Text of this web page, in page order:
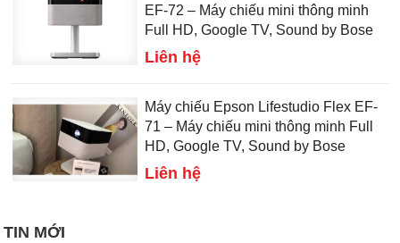
EF-72 – Máy chiếu mini thông minh
Full HD, Google TV, Sound by Bose
Liên hệ
Máy chiếu Epson Lifestudio Flex EF-
71 – Máy chiếu mini thông minh Full
HD, Google TV, Sound by Bose
Liên hệ
TIN MỚI